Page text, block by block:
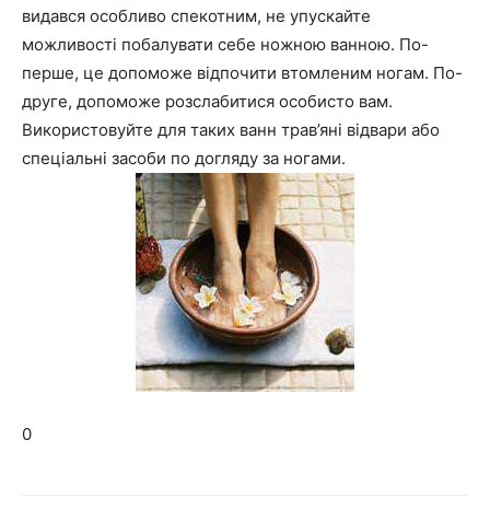
видався особливо спекотним, не упускайте
можливості побалувати себе ножною ванною. По-
перше, це допоможе відпочити втомленим ногам. По-
друге, допоможе розслабитися особисто вам.
Використовуйте для таких ванн трав’яні відвари або
спеціальні засоби по догляду за ногами.
0